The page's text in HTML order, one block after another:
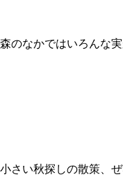
森のなかではいろんな
小さい秋探しの散策、